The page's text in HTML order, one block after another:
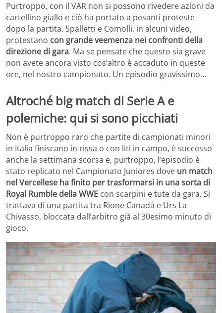
Purtroppo, con il VAR non si possono rivedere azioni da
cartellino giallo e ciò ha portato a pesanti proteste
dopo la partita. Spalletti e Comolli, in alcuni video,
protestano con grande veemenza nei confronti della
direzione di gara. Ma se pensate che questo sia grave
non avete ancora visto cos’altro è accaduto in queste
ore, nel nostro campionato. Un episodio gravissimo…
Altroché big match di Serie A e
polemiche: qui si sono picchiati
Non è purtroppo raro che partite di campionati minori
in Italia finiscano in rissa o con liti in campo, è successo
anche la settimana scorsa e, purtroppo, l’episodio è
stato replicato nel Campionato Juniores dove un match
nel Vercellese ha finito per trasformarsi in una sorta di
Royal Rumble della WWE con scarpini e tute da gara. Si
trattava di una partita tra Rione Canadà e Urs La
Chivasso, bloccata dall’arbitro già al 30esimo minuto di
gioco.